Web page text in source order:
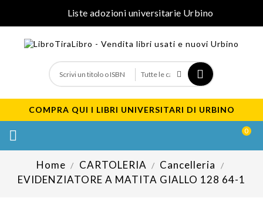
Liste adozioni universitarie Urbino
COMPRA QUI I LIBRI UNIVERSITARI DI URBINO
 0
Home CARTOLERIA
Cancelleria
EVIDENZIATORE A MATITA GIALLO 128 64-1